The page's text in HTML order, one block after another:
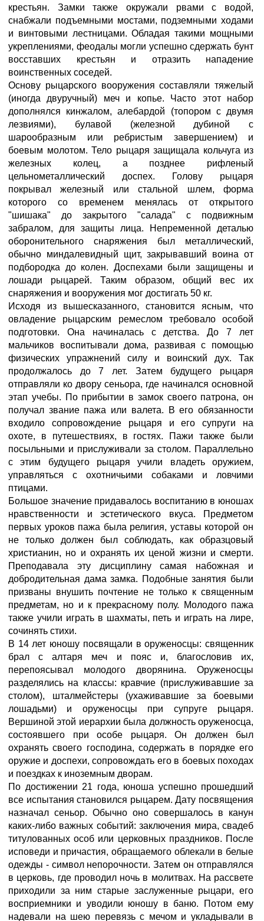
крестьян. Замки также окружали рвами с водой,
снабжали подъемными мостами, подземными ходами
и винтовыми лестницами. Обладая такими мощными
укреплениями, феодалы могли успешно сдержать бунт
восставших крестьян и отразить нападение
воинственных соседей.
Основу рыцарского вооружения составляли тяжeлый
(иногда двуручный) меч и копьe. Часто этот набор
дополнялся кинжалом, алебардой (топором с двумя
лезвиями), булавой (железной дубиной с
шарообразным или ребристым завершением) и
боевым молотом. Тело рыцаря защищала кольчуга из
железных колец, а позднее рифлeный
цельнометаллический доспех. Голову рыцаря
покрывал железный или стальной шлем, форма
которого со временем менялась от открытого
"шишака" до закрытого "салада" с подвижным
забралом, для защиты лица. Непременной деталью
оборонительного снаряжения был металлический,
обычно миндалевидный щит, закрывавший воина от
подбородка до колен. Доспехами были защищены и
лошади рыцарей. Таким образом, общий вес их
снаряжения и вооружения мог достигать 50 кг.
Исходя из вышесказанного, становится ясным, что
овладение рыцарским ремеслом требовало особой
подготовки. Она начиналась с детства. До 7 лет
мальчиков воспитывали дома, развивая с помощью
физических упражнений силу и воинский дух. Так
продолжалось до 7 лет. Затем будущего рыцаря
отправляли ко двору сеньора, где начинался основной
этап учeбы. По прибытии в замок своего патрона, он
получал звание пажа или валета. В его обязанности
входило сопровождение рыцаря и его супруги на
охоте, в путешествиях, в гостях. Пажи также были
посыльными и прислуживали за столом. Параллельно
с этим будущего рыцаря учили владеть оружием,
управляться с охотничьими собаками и ловчими
птицами.
Большое значение придавалось воспитанию в юношах
нравственности и эстетического вкуса. Предметом
первых уроков пажа была религия, уставы которой он
не только должен был соблюдать, как образцовый
христианин, но и охранять их ценой жизни и смерти.
Преподавала эту дисциплину самая набожная и
добродительная дама замка. Подобные занятия были
призваны внушить почтение не только к священным
предметам, но и к прекрасному полу. Молодого пажа
также учили играть в шахматы, петь и играть на лире,
сочинять стихи.
В 14 лет юношу посвящали в оруженосцы: священник
брал с алтаря меч и пояс и, благословив их,
перепоясывал молодого дворянина. Оруженосцы
разделялись на классы: кравчие (прислуживавшие за
столом), шталмейстеры (ухаживавшие за боевыми
лошадьми) и оруженосцы при супруге рыцаря.
Вершиной этой иерархии была должность оруженосца,
состоявшего при особе рыцаря. Он должен был
охранять своего господина, содержать в порядке его
оружие и доспехи, сопровождать его в боевых походах
и поездках к иноземным дворам.
По достижении 21 года, юноша успешно прошедший
все испытания становился рыцарем. Дату посвящения
назначал сеньор. Обычно оно совершалось в канун
каких-либо важных событий: заключения мира, свадеб
титулованных особ или церковных праздников. После
исповеди и причастия, обращаемого облекали в белые
одежды - символ непорочности. Затем он отправлялся
в церковь, где проводил ночь в молитвах. На рассвете
приходили за ним старые заслуженные рыцари, его
восприемники и уводили юношу в баню. Потом ему
надевали на шею перевязь с мечом и укладывали в